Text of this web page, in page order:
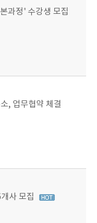
과정' 수강생 모집
, 업무협약 체결
사 모집